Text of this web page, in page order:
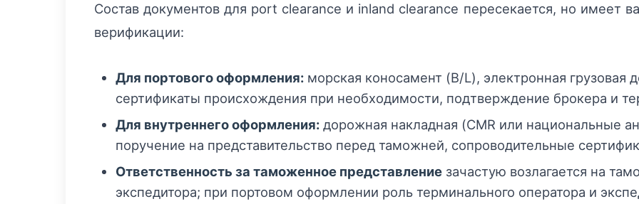
Состав документов для port clearance и inland clearance пересекается, но имеет
верификации:
Для портового оформления: морская коносамент (B/L), электронная грузовая
сертификаты происхождения при необходимости, подтверждение брокера и
Для внутреннего оформления: дорожная накладная (CMR или национальные
поручение на представительство перед таможней, сопроводительные
Ответственность за таможенное представление зачастую возлагается на
экспедитора; при портовом оформлении роль терминального оператора и